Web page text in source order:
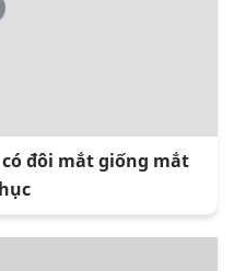
đôi mắt giống mắt